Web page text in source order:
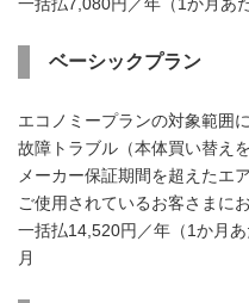
一括払7,080円／年（1か月あ
ベーシックプラン
エコノミープランの対象範囲
故障トラブル（本体買い替え
メーカー保証期間を超えたエ
ご使用されているお客さまに
一括払14,520円／年（1か月
月